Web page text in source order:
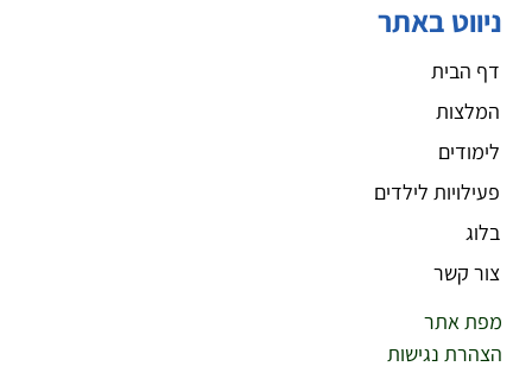
ניווט באתר
דף הבית
המלצות
לימודים
פעילויות לילדים
בלוג
צור קשר
מפת אתר
הצהרת נגישות